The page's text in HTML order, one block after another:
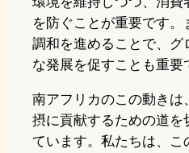
を防ぐことが重要です
調和を進めることで、グ
な発展を促すことも重要
南アフリカのこの動き
摂に貢献するための道を
ています。私たちは、